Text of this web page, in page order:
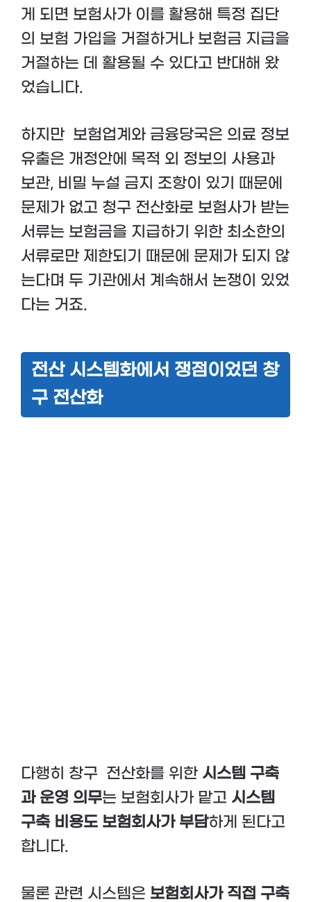
게 되면 보험사가 이를 활용해 특정 집단
의 보험 가입을 거절하거나 보험금 지급을
거절하는 데 활용될 수 있다고 반대해 왔
었습니다.
하지만 보험업계와 금융당국은 의료 정보
유출은 개정안에 목적 외 정보의 사용과
보관, 비밀 누설 금지 조항이 있기 때문에
문제가 없고 청구 전산화로 보험사가 받는
서류는 보험금을 지급하기 위한 최소한의
서류로만 제한되기 때문에 문제가 되지 않
는다며 두 기관에서 계속해서 논쟁이 있었
다는 거죠.
전산 시스템화에서 쟁점이었던 창
구 전산화
다행히 창구 전산화를 위한 시스템 구축
과 운영 의무는 보험회사가 맡고 시스템
구축 비용도 보험회사가 부담하게 된다고
합니다.
물론 관련 시스템은 보험회사가 직접 구축